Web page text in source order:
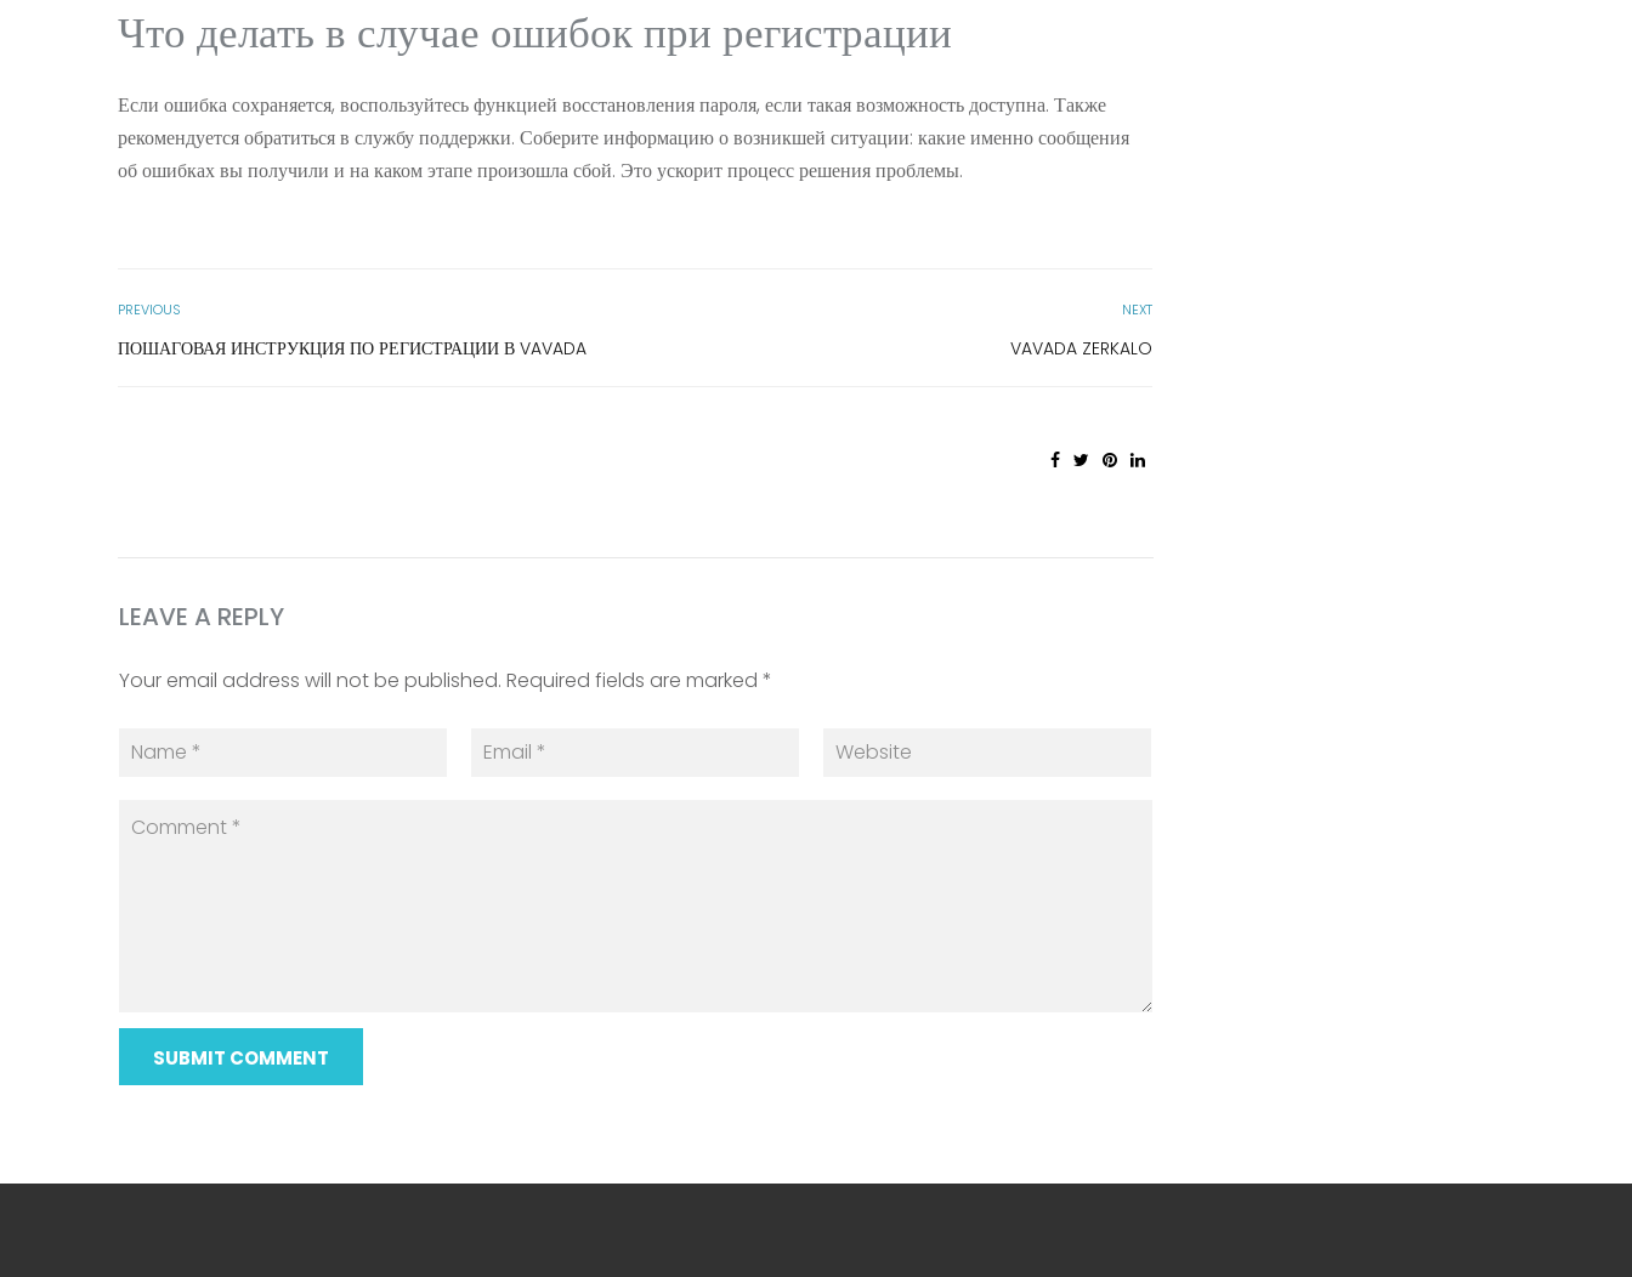
Что делать в случае ошибок при регистрации
Если ошибка сохраняется, воспользуйтесь функцией восстановления пароля, если такая возможность доступна. Также
рекомендуется обратиться в службу поддержки. Соберите информацию о возникшей ситуации: какие именно сообщения
об ошибках вы получили и на каком этапе произошла сбой. Это ускорит процесс решения проблемы.
PREVIOUS
ПОШАГОВАЯ ИНСТРУКЦИЯ ПО РЕГИСТРАЦИИ В VAVADA
NEXT
VAVADA ZERKALO
LEAVE A REPLY
Your email address will not be published. Required fields are marked *